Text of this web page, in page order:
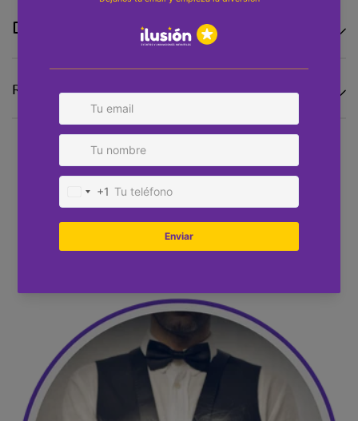
Detalles adicionales
Reseñas
Otros servicios